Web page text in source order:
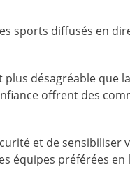
sports diffusés en
plus désagréable que
offrent des
et de sensibiliser
équipes préférées en